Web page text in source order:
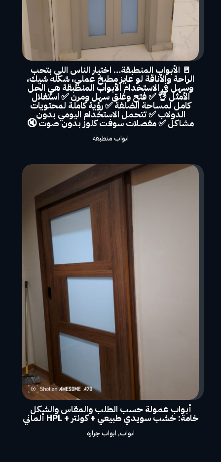
🚪 الأبواب المنطبقة… اختيار الناس اللي بتحب
الراحة والأناقة لو عايز مطبخ عملي، شكله شيك،
وسهل في الاستخدام الأبواب المنطبقة هي الحل
الأمثل 👌 ✅ فتح وغلق سهل ومرن ✅ استغلال
كامل لمساحة الضلفة ✅ رؤية كاملة لمحتويات
الدولاب ✅ تتحمل الاستخدام اليومي بدون
مشاكل ✅ مفصلات سوفت كلوز بدون صوت 🔇
ابواب منطبقة
أبواب عمولة حسب الطلب والمقاس والشكل
خامة: خشب سويدي طبيعي + كونتر + HPL ألماني
ابواب, ابواب جرارة